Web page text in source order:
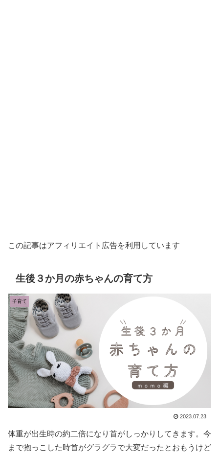
この記事はアフィリエイト広告を利用しています
生後３か月の赤ちゃんの育て方
子育て
2023.07.23
体重が出生時の約二倍になり首がしっかりしてきます。今
まで抱っこした時首がグラグラで大変だったとおもうけど